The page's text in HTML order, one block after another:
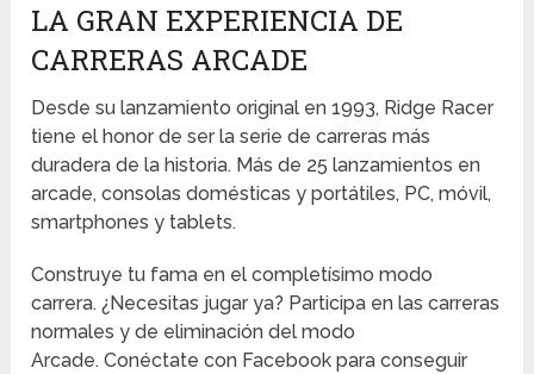
LA GRAN EXPERIENCIA DE
CARRERAS ARCADE
Desde su lanzamiento original en 1993, Ridge Racer
tiene el honor de ser la serie de carreras más
duradera de la historia. Más de 25 lanzamientos en
arcade, consolas domésticas y portátiles, PC, móvil,
smartphones y tablets.
Construye tu fama en el completísimo modo
carrera. ¿Necesitas jugar ya? Participa en las carreras
normales y de eliminación del modo
Arcade. Conéctate con Facebook para conseguir